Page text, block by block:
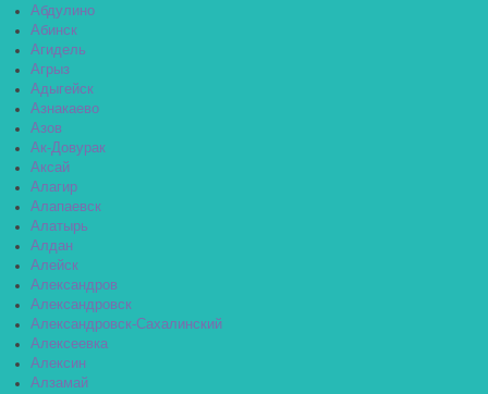
Абдулино
Абинск
Агидель
Агрыз
Адыгейск
Азнакаево
Азов
Ак-Довурак
Аксай
Алагир
Алапаевск
Алатырь
Алдан
Алейск
Александров
Александровск
Александровск-Сахалинский
Алексеевка
Алексин
Алзамай